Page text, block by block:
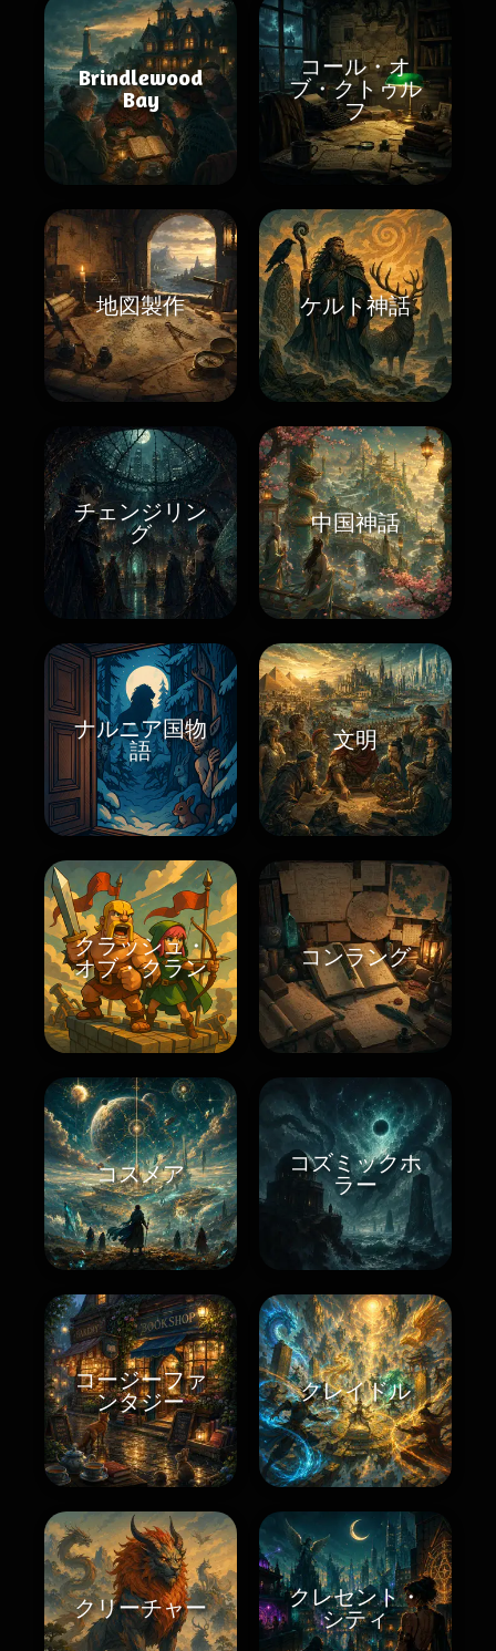
Brindlewood
Bay
コール・オ
ブ・クトゥル
フ
地図製作 ケルト神話
チェンジリン
グ
中国神話
ナルニア国物
語
文明
クラッシュ・
オブ・クラン
コンラング
コスメア
コズミックホ
ラー
コージーファ
ンタジー
クレイドル
クリーチャー
クレセント・
シティ